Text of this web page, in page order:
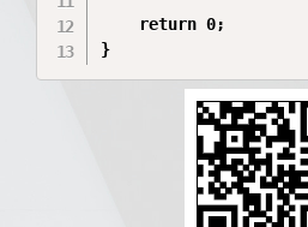
    return 0;
}